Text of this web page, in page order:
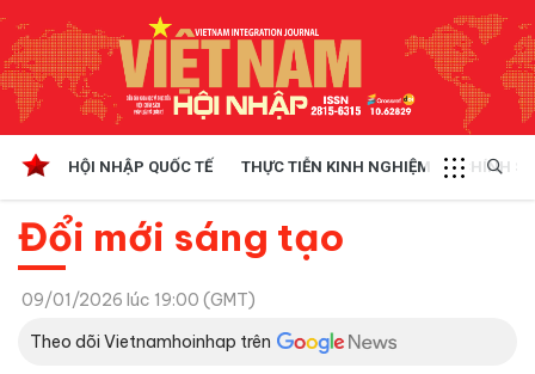
HỘI NHẬP QUỐC TẾ THỰC TIỄN KINH NGHIỆM CHÍNH
Đổi mới sáng tạo
09/01/2026 lúc 19:00 (GMT)
Theo dõi Vietnamhoinhap trên